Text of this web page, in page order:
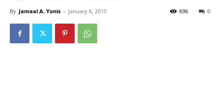
By Jamaal A. Yonis - January 6, 2015 0
696